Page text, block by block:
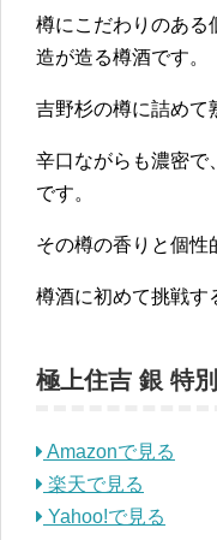
樽にこだわりのある
造が造る樽酒です。
吉野杉の樽に詰めて
辛口ながらも濃密で
です。
その樽の香りと個性
樽酒に初めて挑戦す
極上住吉 銀 特
Amazonで見る
楽天で見る
Yahoo!で見る